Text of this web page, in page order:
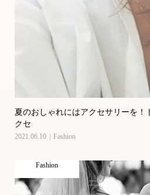
夏のおしゃれにはアクセサリーを！
クセ
2021.06.10 Fashion
Fashion